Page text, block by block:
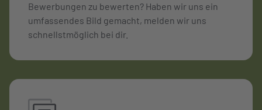
Bewerbungen zu bewerten? Haben wir uns ein
umfassendes Bild gemacht, melden wir uns
schnellstmöglich bei dir.